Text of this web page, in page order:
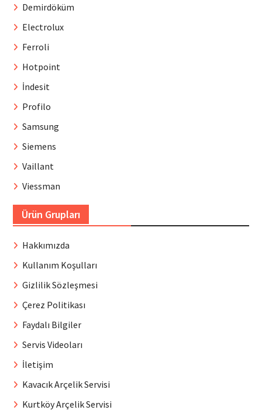
Demirdöküm
Electrolux
Ferroli
Hotpoint
İndesit
Profilo
Samsung
Siemens
Vaillant
Viessman
Ürün Grupları
Hakkımızda
Kullanım Koşulları
Gizlilik Sözleşmesi
Çerez Politikası
Faydalı Bilgiler
Servis Videoları
İletişim
Kavacık Arçelik Servisi
Kurtköy Arçelik Servisi